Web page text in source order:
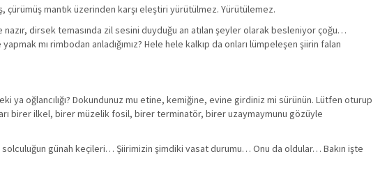
çürümüş mantık üzerinden karşı eleştiri yürütülmez. Yürütülemez.
nazır, dirsek temasında zil sesini duyduğu an atılan şeyler olarak besleniyor çoğu…
mı rimbodan anladığımız? Hele hele kalkıp da onları lümpeleşen şiirin falan
ya oğlancılığı? Dokundunuz mu etine, kemiğine, evine girdiniz mi sürünün. Lütfen oturup
birer ilkel, birer müzelik fosil, birer terminatör, birer uzaymaymunu gözüyle
solculuğun günah keçileri… Şiirimizin şimdiki vasat durumu… Onu da oldular… Bakın işte